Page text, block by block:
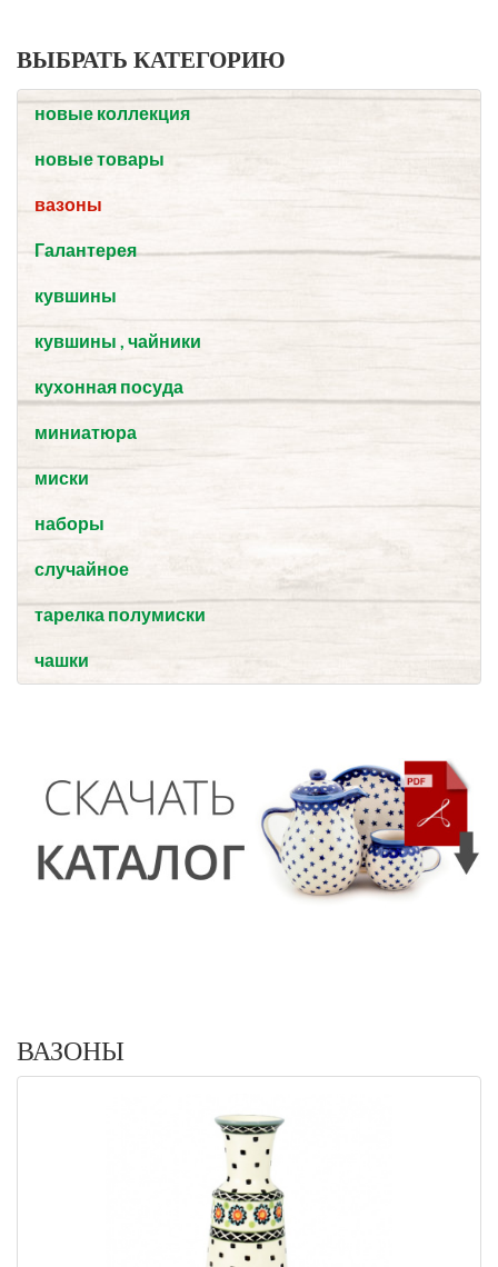
ВЫБРАТЬ КАТЕГОРИЮ
новые коллекция
новые товары
вазоны
Галантерея
кувшины
кувшины , чайники
кухонная посуда
миниатюра
миски
наборы
случайное
тарелка полумиски
чашки
ВАЗОНЫ